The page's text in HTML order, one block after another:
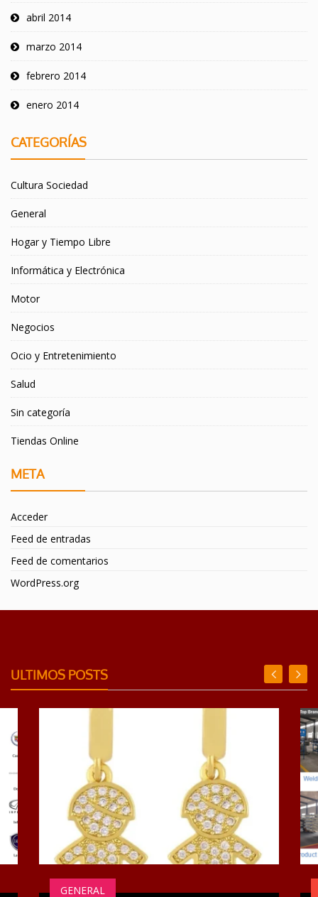
abril 2014
marzo 2014
febrero 2014
enero 2014
CATEGORÍAS
Cultura Sociedad
General
Hogar y Tiempo Libre
Informática y Electrónica
Motor
Negocios
Ocio y Entretenimiento
Salud
Sin categoría
Tiendas Online
META
Acceder
Feed de entradas
Feed de comentarios
WordPress.org
ULTIMOS POSTS
GENERAL